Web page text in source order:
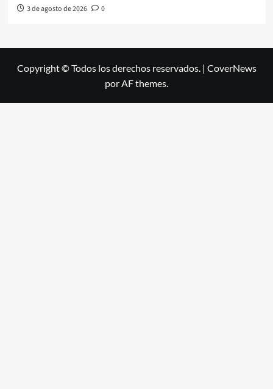
3 de agosto de 2026 0
Copyright © Todos los derechos reservados. | CoverNews
por AF themes.